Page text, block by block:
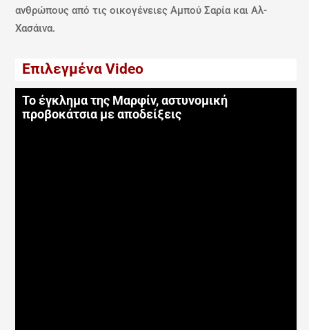
ανθρώπους από τις οικογένειες Αμπού Σαρία και Αλ-
Χασάινα.
Επιλεγμένα Video
Το έγκλημα της Μαρφίν, αστυνομική
προβοκάτσια με αποδείξεις